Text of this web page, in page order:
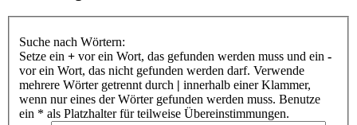
Suche nach Wörtern:
Setze ein + vor ein Wort, das gefunden werden muss und ein -
vor ein Wort, das nicht gefunden werden darf. Verwende
mehrere Wörter getrennt durch | innerhalb einer Klammer,
wenn nur eines der Wörter gefunden werden muss. Benutze
ein * als Platzhalter für teilweise Übereinstimmungen.